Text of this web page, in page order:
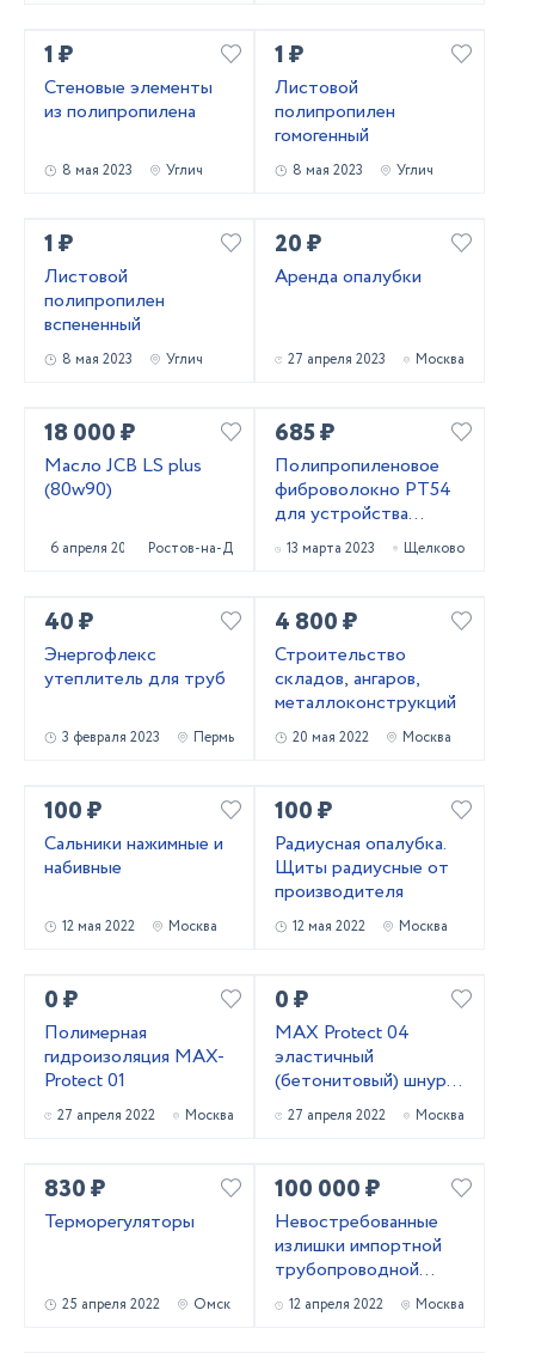
1 ₽
Стеновые элементы
из полипропилена
8 мая 2023 Углич
1 ₽
Листовой
полипропилен
гомогенный
8 мая 2023 Углич
1 ₽
Листовой
полипропилен
вспененный
8 мая 2023 Углич
20 ₽
Аренда опалубки
27 апреля 2023 Москва
18 000 ₽
Масло JCB LS plus
(80w90)
6 апреля 2023 Ростов-на-Дону
685 ₽
Полипропиленовое
фиброволокно РТ54
для устройства
паркингов со склада в
Москве
13 марта 2023 Щелково
40 ₽
Энергофлекс
утеплитель для труб
3 февраля 2023 Пермь
4 800 ₽
Строительство
складов, ангаров,
металлоконструкций
20 мая 2022 Москва
100 ₽
Сальники нажимные и
набивные
12 мая 2022 Москва
100 ₽
Радиусная опалубка.
Щиты радиусные от
производителя
12 мая 2022 Москва
0 ₽
Полимерная
гидроизоляция MAX-
Protect 01
27 апреля 2022 Москва
0 ₽
MAX Protect 04
эластичный
(бетонитовый) шнур
(набухающий
профиль, гидрошнур)
27 апреля 2022 Москва
830 ₽
Терморегуляторы
25 апреля 2022 Омск
100 000 ₽
Невостребованные
излишки импортной
трубопроводной
запорной арматуры
12 апреля 2022 Москва